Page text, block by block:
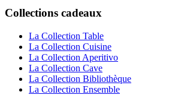
Collections cadeaux
La Collection Table
La Collection Cuisine
La Collection Aperitivo
La Collection Cave
La Collection Bibliothèque
La Collection Ensemble